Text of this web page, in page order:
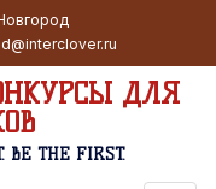
ДЛЯ
BE THE FIRST.